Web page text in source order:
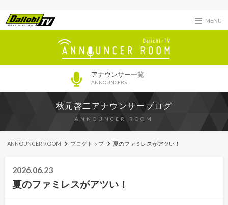
MENU
アナウンサー一覧
ANNOUNCERS
秋元啓二アナウンサーブログ
ANNOUNCER ROOM
ANNOUNCER ROOM ブログトップ 夏のファミレスがアツい！
2026.06.23
夏のファミレスがアツい！